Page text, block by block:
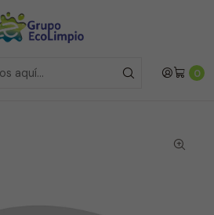
0
del medio día de
Chilea traves de Bluexpress
Papelería Industrial
Interfoliada CITY Blanco – Winkler